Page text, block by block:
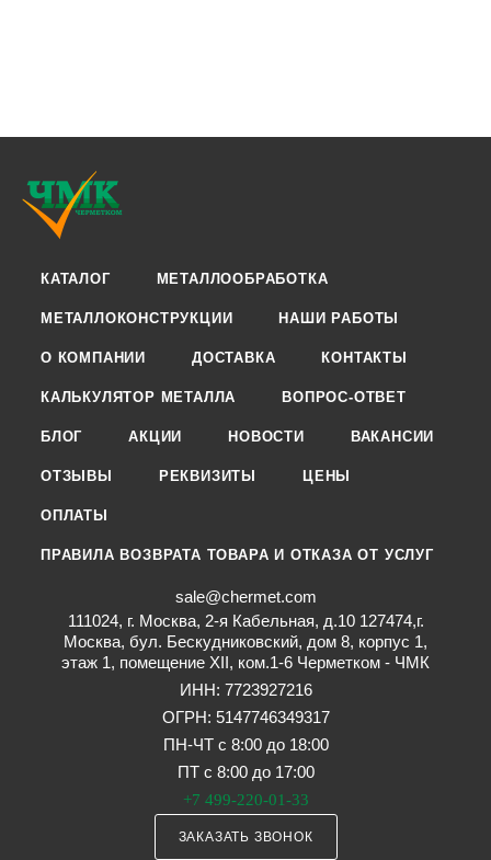
КАТАЛОГ МЕТАЛЛООБРАБОТКА
МЕТАЛЛОКОНСТРУКЦИИ НАШИ РАБОТЫ
О КОМПАНИИ ДОСТАВКА КОНТАКТЫ
КАЛЬКУЛЯТОР МЕТАЛЛА ВОПРОС-ОТВЕТ
БЛОГ АКЦИИ НОВОСТИ ВАКАНСИИ
ОТЗЫВЫ РЕКВИЗИТЫ ЦЕНЫ
ОПЛАТЫ
ПРАВИЛА ВОЗВРАТА ТОВАРА И ОТКАЗА ОТ УСЛУГ
sale@chermet.com
111024, г. Москва, 2-я Кабельная, д.10 127474,г.
Москва, бул. Бескудниковский, дом 8, корпус 1,
этаж 1, помещение XII, ком.1-6 Черметком - ЧМК
ИНН: 7723927216
ОГРН: 5147746349317
ПН-ЧТ с 8:00 до 18:00
ПТ с 8:00 до 17:00
+7 499-220-01-33
ЗАКАЗАТЬ ЗВОНОК